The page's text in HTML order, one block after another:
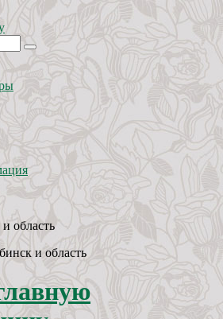
область
и область